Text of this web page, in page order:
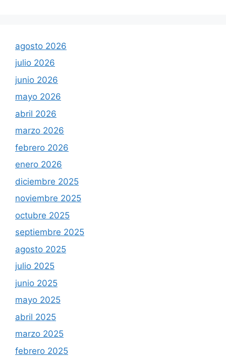
agosto 2026
julio 2026
junio 2026
mayo 2026
abril 2026
marzo 2026
febrero 2026
enero 2026
diciembre 2025
noviembre 2025
octubre 2025
septiembre 2025
agosto 2025
julio 2025
junio 2025
mayo 2025
abril 2025
marzo 2025
febrero 2025